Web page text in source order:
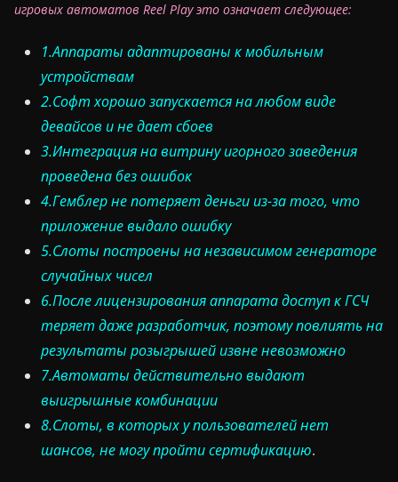
игровых автоматов Reel Play это означает следующее:
1.Аппараты адаптированы к мобильным
устройствам
2.Софт хорошо запускается на любом виде
девайсов и не дает сбоев
3.Интеграция на витрину игорного заведения
проведена без ошибок
4.Гемблер не потеряет деньги из-за того, что
приложение выдало ошибку
5.Слоты построены на независимом генераторе
случайных чисел
6.После лицензирования аппарата доступ к ГСЧ
теряет даже разработчик, поэтому повлиять на
результаты розыгрышей извне невозможно
7.Автоматы действительно выдают
выигрышные комбинации
8.Слоты, в которых у пользователей нет
шансов, не могу пройти сертификацию.